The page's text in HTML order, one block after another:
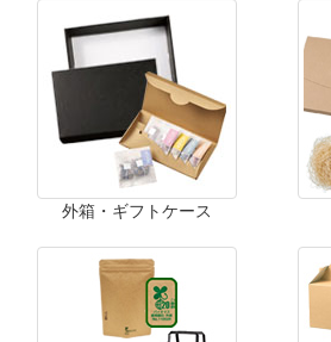
外箱・ギフトケース